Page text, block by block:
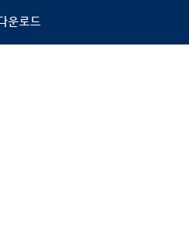
검색
운로드